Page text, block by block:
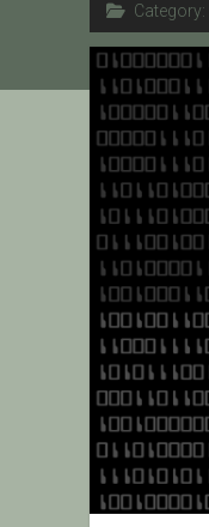
Category: